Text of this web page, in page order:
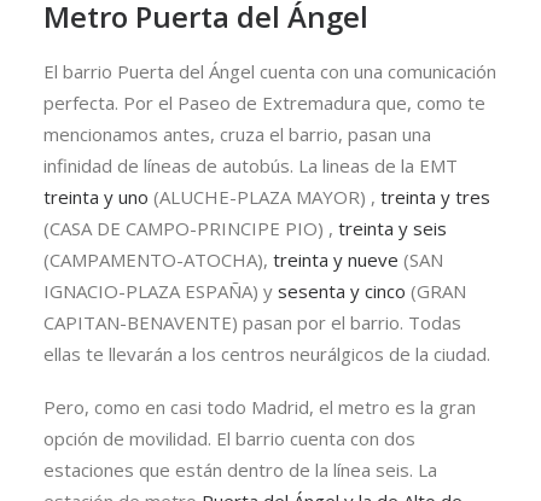
Metro Puerta del Ángel
El barrio Puerta del Ángel cuenta con una comunicación
perfecta. Por el Paseo de Extremadura que, como te
mencionamos antes, cruza el barrio, pasan una
infinidad de líneas de autobús. La lineas de la EMT
treinta y uno (ALUCHE-PLAZA MAYOR) , treinta y tres
(CASA DE CAMPO-PRINCIPE PIO) , treinta y seis
(CAMPAMENTO-ATOCHA), treinta y nueve (SAN
IGNACIO-PLAZA ESPAÑA) y sesenta y cinco (GRAN
CAPITAN-BENAVENTE) pasan por el barrio. Todas
ellas te llevarán a los centros neurálgicos de la ciudad.
Pero, como en casi todo Madrid, el metro es la gran
opción de movilidad. El barrio cuenta con dos
estaciones que están dentro de la línea seis. La